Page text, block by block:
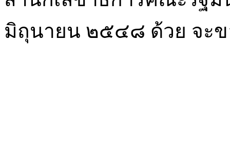
มิถุนายน ๒๕๔๘ ด้วย จะ